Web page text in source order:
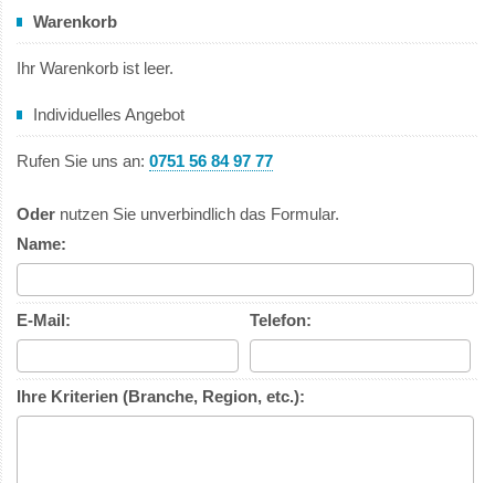
Warenkorb
Ihr Warenkorb ist leer.
Individuelles Angebot
Rufen Sie uns an: 0751 56 84 97 77
Oder nutzen Sie unverbindlich das Formular.
Name:
E-Mail: Telefon:
Ihre Kriterien (Branche, Region, etc.):